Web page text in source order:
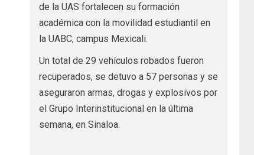
de la UAS fortalecen su formación
académica con la movilidad estudiantil en
la UABC, campus Mexicali.
Un total de 29 vehículos robados fueron
recuperados, se detuvo a 57 personas y se
aseguraron armas, drogas y explosivos por
el Grupo Interinstitucional en la última
semana, en Sinaloa.